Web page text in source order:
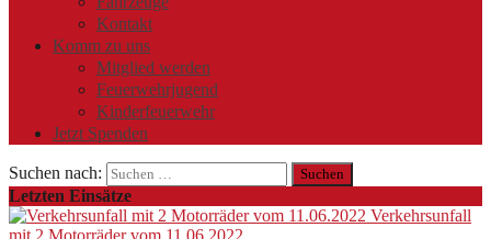
Kontakt
Komm zu uns
Mitglied werden
Feuerwehrjugend
Kinderfeuerwehr
Jetzt Spenden
Suchen nach:
Letzten Einsätze
Verkehrsunfall
mit 2 Motorräder vom 11.06.2022